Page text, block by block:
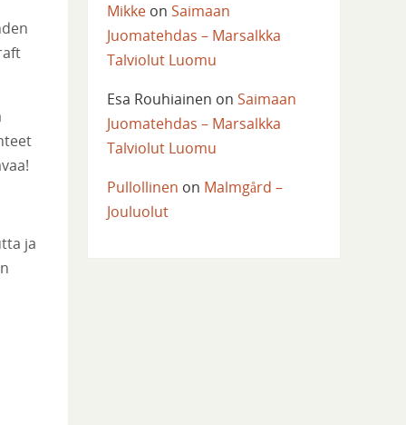
ja
Mikkeon Saimaan
Juomatehdas – Marsalkka
Talviolut Luomu
Esa Rouhiainen on Saimaan
Juomatehdas – Marsalkka
Talviolut Luomu
Pullollinen on Malmgård –
Jouluolut